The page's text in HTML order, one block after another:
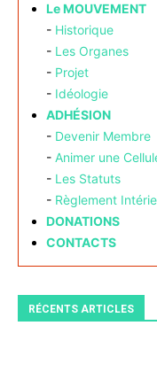
Le MOUVEMENT
- Historique
- Les Organes
- Projet
- Idéologie
ADHÉSION
- Devenir Membre
- Animer une
- Les Statuts
- Règlement
DONATIONS
CONTACTS
RÉCENTS ARTICLES